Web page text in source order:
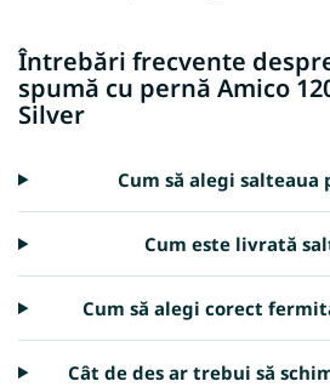
Întrebări frecvente
spumă cu pernă Amico
Silver
Cum să alegi
Cum este livrată
Cum să alegi corect
Cât de des ar trebui să